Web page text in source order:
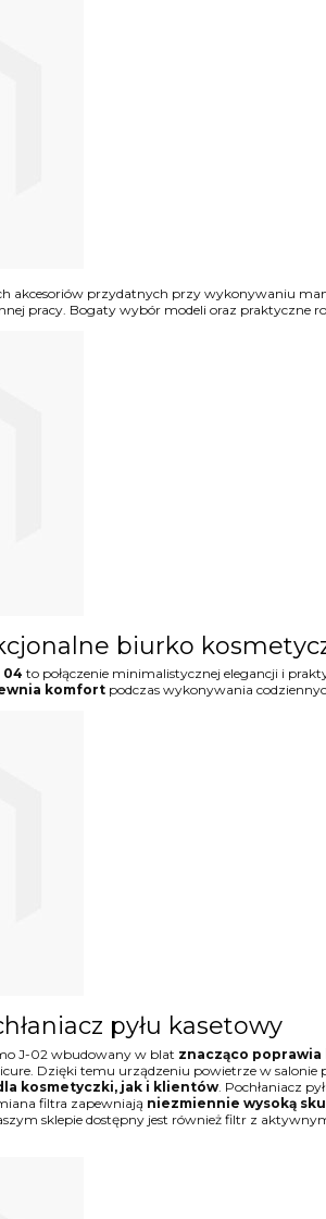
akcesoriów przydatnych przy wykonywaniu
pracy. Bogaty wybór modeli oraz
biurko
04 to połączenie minimalistycznej elegancji i
komfortpodczas wykonywania
pyłu kasetowy
J-02 wbudowany w blat znacząco
Dzięki temu urządzeniu powietrze w salonie
kosmetyczki, jak i klientów. Pochłaniacz
filtra zapewniają niezmiennie wysoką
sklepie dostępny jest również filtr z